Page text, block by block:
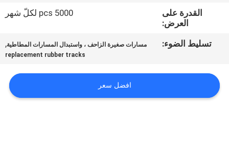
اطلب
NEWS
القدرة على
العرض:
5000 pcs لكلّ شهر
تسليط الضوء: مسارات صغيرة الزاحف ، واستبدال المسارات المطاطية,
replacement rubber tracks
افضل سعر